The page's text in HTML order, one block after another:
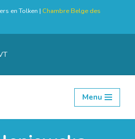
en Tolken | Chambre Belge des
Menu